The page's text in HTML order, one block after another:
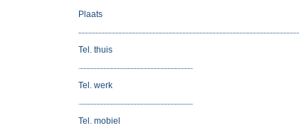
Plaats
Tel. thuis
Tel. werk
Tel. mobiel